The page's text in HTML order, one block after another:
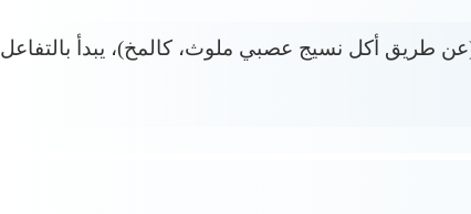
طريق أكل نسيج عصبي ملوث، كالمخ)، يبدأ بالتفاعل